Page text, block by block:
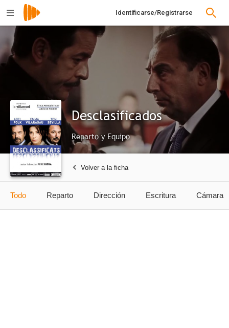
Identificarse/Registrarse
Desclasificados
Reparto y Equipo
Volver a la ficha
Todo Reparto Dirección Escritura Cámara